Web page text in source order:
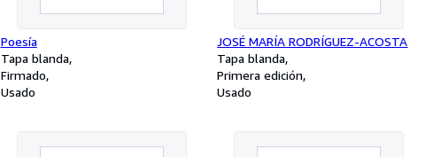
Poesía
Tapa blanda
Firmado
Usado
JOSÉ MARÍA RODRÍGUEZ-ACOSTA
Tapa blanda
Primera edición
Usado